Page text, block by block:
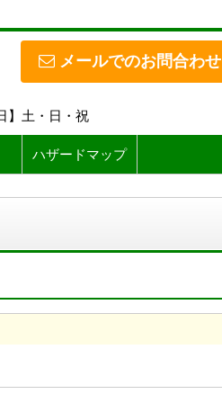
メールでのお問合わせ
】土・日・祝
ハザードマップ